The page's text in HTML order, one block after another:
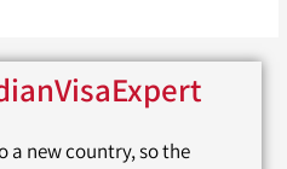
a new country, so the